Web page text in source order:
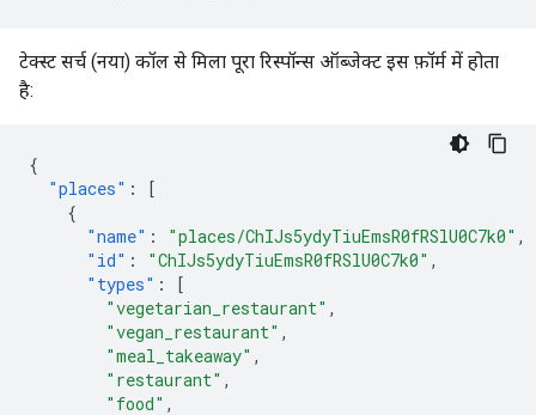
टेक्स्ट सर्च (नया) कॉल से मिला पूरा रिस्पॉन्स ऑब्जेक्ट इस फ़ॉर्म में होता
है:
{
"places" :
[
{
"name" : "places/ChIJs5ydyTiuEmsR0fRSlU0C7k0" ,
"id" : "ChIJs5ydyTiuEmsR0fRSlU0C7k0" ,
"types" :
[
"vegetarian_restaurant" ,
"vegan_restaurant" ,
"meal_takeaway" ,
"restaurant" ,
"food" ,